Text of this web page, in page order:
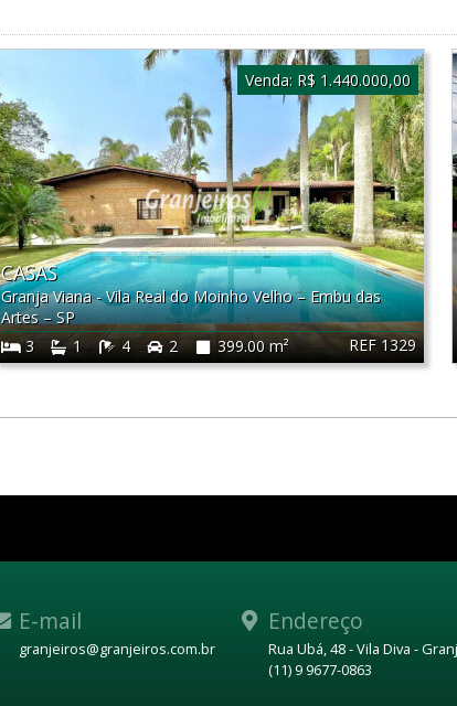
REF 1329
CASAS
Granja Viana - Vila Real do Moinho Velho–Embu das
Artes–SP
3
1 4 2 399.00 m²
Venda: R$ 1.440.000,00
E-mail
granjeiros@granjeiros.com.br
Endereço
Rua Ubá, 48 - Vila Diva -
(11) 9 9677-0863